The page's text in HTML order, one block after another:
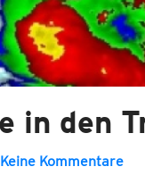
in den
Keine Kommentare